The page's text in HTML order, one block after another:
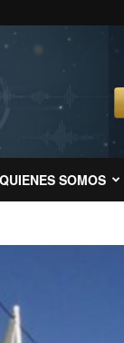
QUIENES SOMOS